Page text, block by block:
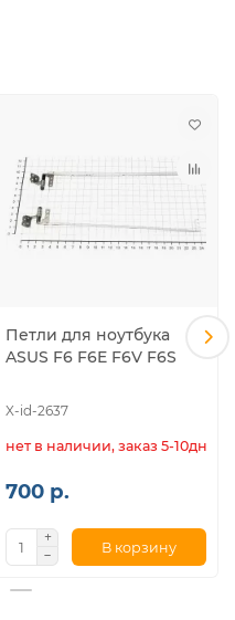
Петли для ноутбука
ASUS F6 F6E F6V F6S
X-id-2637
нет в наличии, заказ 5-10дн.
700 р.
В корзину